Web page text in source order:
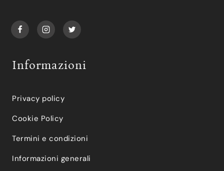
Informazioni
Privacy policy
Cookie Policy
Termini e condizioni
Informazioni generali